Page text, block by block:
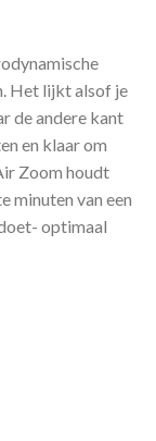
Het lijkt alsof je
de andere kant
en klaar om
Zoom houdt
minuten van een
optimaal